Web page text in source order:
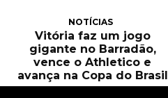
NOTÍCIAS
Vitória faz um jogo
gigante no Barradão,
vence o Athletico e
avança na Copa do Brasil